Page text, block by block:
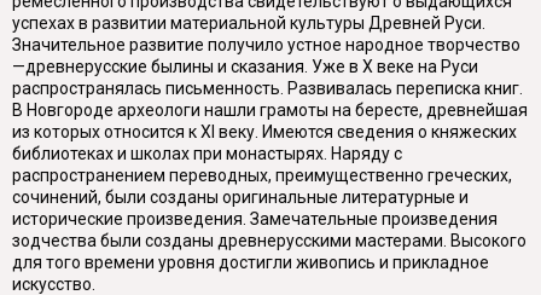
успехах в развитии материальной культуры Древней Руси.
Значительное развитие получило устное народное творчество
—древнерусские былины и сказания. Уже в X веке на Руси
распространялась письменность. Развивалась переписка книг.
В Новгороде археологи нашли грамоты на бересте, древнейшая
из которых относится к XI веку. Имеются сведения о княжеских
библиотеках и школах при монастырях. Наряду с
распространением переводных, преимущественно греческих,
сочинений, были созданы оригинальные литературные и
исторические произведения. Замечательные произведения
зодчества были созданы древнерусскими мастерами. Высокого
для того времени уровня достигли живопись и прикладное
искусство.